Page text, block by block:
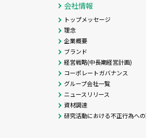
会社情報
トップメッセージ
理念
企業概要
ブランド
経営戦略(中長期経営計画)
コーポレートガバナンス
グループ会社一覧
ニュースリリース
資材調達
研究活動における不正行為へ